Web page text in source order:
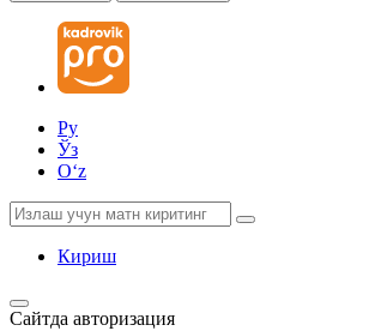
Ру
Ўз
Oʻz
Кириш
Сайтда авторизация